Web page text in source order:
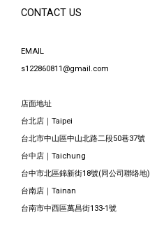
CONTACT US
EMAIL
s122860811@gmail.com
店面地址
台北店｜Taipei
台北市中山區中山北路二段50巷37號
台中店｜Taichung
台中市北區錦新街18號(同公司聯络地)
台南店｜Tainan
台南市中西區萬昌街133-1號